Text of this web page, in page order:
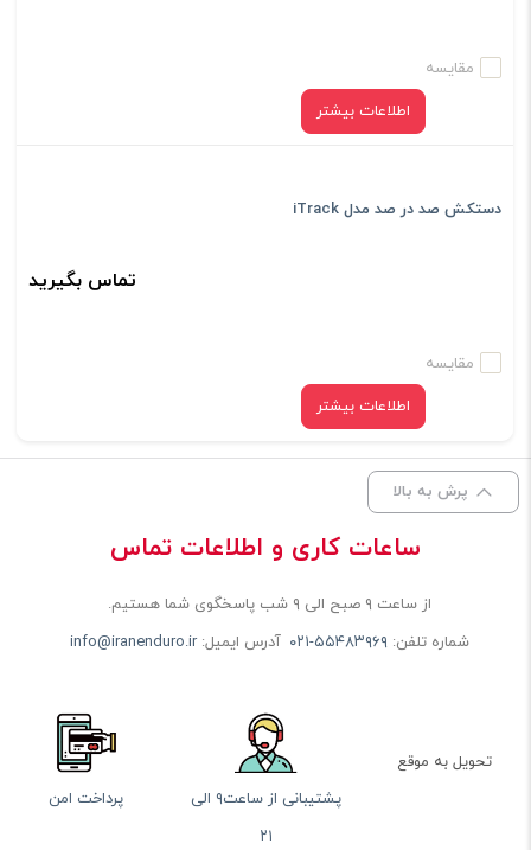
مقایسه
اطلاعات بیشتر
دستکش صد در صد مدل iTrack
تماس بگیرید
مقایسه
اطلاعات بیشتر
پرش به بالا
ساعات کاری و اطلاعات تماس
از ساعت ۹ صبح الی ۹ شب پاسخگوی شما هستیم.
شماره تلفن: ۰۲۱-۵۵۴۸۳۹۶۹ آدرس ایمیل:info@iranenduro.ir
تحویل به موقع
پشتیبانی از ساعت۹ الی
۲۱
پرداخت امن